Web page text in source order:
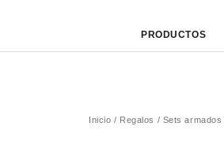
PRODUCTOS
Inicio / Regalos / Sets armados